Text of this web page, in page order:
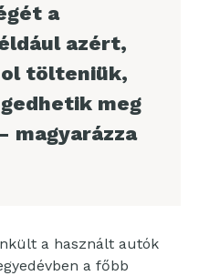
a
azért,
tölteniük,
meg
magyarázza
a használt autók
a főbb